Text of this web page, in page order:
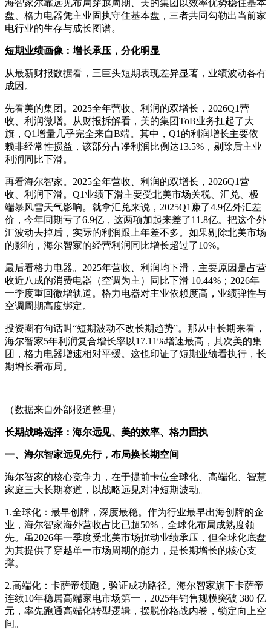
海智家尔靠远见布局穿越周期、美的集团以效率优势稳住基本
盘、格力电器凭主业固执守住基本盘，三者共同勾勒出当前家
电行业的生存与成长图谱。
短期业绩画像：增长承压，分化明显
从最新财报数据看，三巨头短期表现差异显著，业绩波动各有
成因。
先看美的集团。2025全年营收、利润的双增长，2026Q1营
收、利润微增。从财报拆解看，美的集团ToB业务扛起了大
旗，Q1增量几乎完全来自B端。其中，Q1的利润增长主要依
赖非经常性损益，该部分占净利润比例达13.5%，剔除后主业
利润同比下滑。
再看海尔智家。2025全年营收、利润的双增长，2026Q1营
收、利润下滑。Q1业绩下滑主要受北美市场关税、汇兑、极
端暴风雪天气影响。就拿汇兑来说，2025Q1赚了4.9亿外汇差
价，今年同期亏了6.9亿，这两项加起来差了11.8亿。把这个外
汇波动去掉后，实际的利润跟上年差不多。如果剔除北美市场
的影响，海尔智家的经营利润同比增长超过了10%。
最后看格力电器。2025年营收、利润均下滑，主要原因是占营
收近八成的消费电器（空调为主）同比下滑 10.44%；2026年
一季度重回微增轨道。格力电器对主业依赖度高，业绩弹性与
空调周期高度绑定。
投资圈有句话叫“短期波动不改长期趋势”。那从中长期来看，
海尔智家5年利润复合增长率以17.11%增速最高，其次美的集
团，格力电器增速相对平缓。这也印证了短期业绩看执行，长
期增长看布局。
（数据来自外部报道整理）
长期战略选择：海尔远见、美的效率、格力固执
一、海尔智家远见先行，布局换长期空间
海尔智家的核心竞争力，在于提前卡位全球化、高端化、智慧
家庭三大长期赛道，以战略远见对冲短期波动。
1.全球化：最早创牌，深度最稳。作为行业最早出海创牌的企
业，海尔智家海外营收占比已超50%，全球化布局成熟度领
先。虽2026年一季度受北美市场扰动业绩承压，但全球化底盘
为其提供了穿越单一市场周期的能力，是长期增长的核心支
撑。
2.高端化：卡萨帝领跑，验证成功路径。海尔智家旗下卡萨帝
连续10年稳居高端家电市场第一，2025年销售规模突破 380 亿
元，率先跑通高端化转型逻辑，摆脱价格战内卷，锁定向上空
间。